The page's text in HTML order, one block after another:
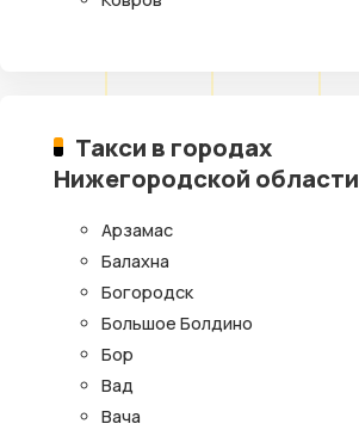
Такси в городах
Нижегородской области
Арзамас
Балахна
Богородск
Большое Болдино
Бор
Вад
Вача